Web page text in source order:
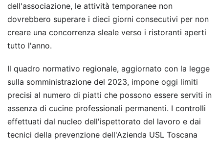
dell'associazione, le attività temporanee non
dovrebbero superare i dieci giorni consecutivi per non
creare una concorrenza sleale verso i ristoranti aperti
tutto l'anno.
Il quadro normativo regionale, aggiornato con la legge
sulla somministrazione del 2023, impone oggi limiti
precisi al numero di piatti che possono essere serviti in
assenza di cucine professionali permanenti. I controlli
effettuati dal nucleo dell'ispettorato del lavoro e dai
tecnici della prevenzione dell'Azienda USL Toscana